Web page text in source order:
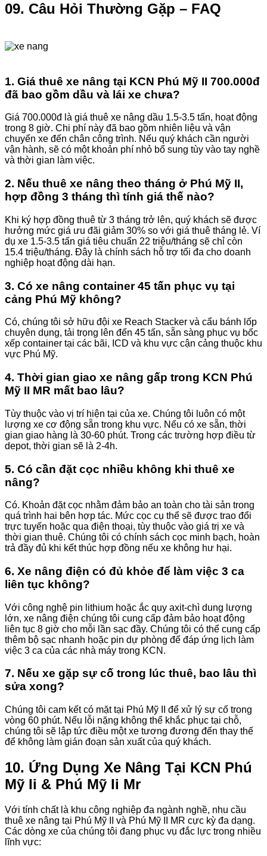
09. Câu Hỏi Thường Gặp – FAQ
1. Giá thuê xe nâng tại KCN Phú Mỹ II 700.000đ
đã bao gồm dầu và lái xe chưa?
Giá 700.000đ là giá thuê xe nâng dầu 1.5-3.5 tấn, hoạt động
trong 8 giờ. Chi phí này đã bao gồm nhiên liệu và vận
chuyển xe đến chân công trình. Nếu quý khách cần người
vận hành, sẽ có một khoản phí nhỏ bổ sung tùy vào tay nghề
và thời gian làm việc.
2. Nếu thuê xe nâng theo tháng ở Phú Mỹ II,
hợp đồng 3 tháng thì tính giá thế nào?
Khi ký hợp đồng thuê từ 3 tháng trở lên, quý khách sẽ được
hưởng mức giá ưu đãi giảm 30% so với giá thuê tháng lẻ. Ví
dụ xe 1.5-3.5 tấn giá tiêu chuẩn 22 triệu/tháng sẽ chỉ còn
15.4 triệu/tháng. Đây là chính sách hỗ trợ tối đa cho doanh
nghiệp hoạt động dài hạn.
3. Có xe nâng container 45 tấn phục vụ tại
cảng Phú Mỹ không?
Có, chúng tôi sở hữu đội xe Reach Stacker và cẩu bánh lốp
chuyên dụng, tải trọng lên đến 45 tấn, sẵn sàng phục vụ bốc
xếp container tại các bãi, ICD và khu vực cận cảng thuộc khu
vực Phú Mỹ.
4. Thời gian giao xe nâng gấp trong KCN Phú
Mỹ II MR mất bao lâu?
Tùy thuộc vào vị trí hiện tại của xe. Chúng tôi luôn có một
lượng xe cơ động sẵn trong khu vực. Nếu có xe sẵn, thời
gian giao hàng là 30-60 phút. Trong các trường hợp điều từ
depot, thời gian sẽ là 2-4h.
5. Có cần đặt cọc nhiều không khi thuê xe
nâng?
Có. Khoản đặt cọc nhằm đảm bảo an toàn cho tài sản trong
quá trình hai bên hợp tác. Mức cọc cụ thể sẽ được trao đổi
trực tuyến hoặc qua điện thoại, tùy thuộc vào giá trị xe và
thời gian thuê. Chúng tôi có chính sách cọc minh bạch, hoàn
trả đầy đủ khi kết thúc hợp đồng nếu xe không hư hại.
6. Xe nâng điện có đủ khỏe để làm việc 3 ca
liên tục không?
Với công nghệ pin lithium hoặc ắc quy axit-chì dung lượng
lớn, xe nâng điện chúng tôi cung cấp đảm bảo hoạt động
liên tục 8 giờ cho mỗi lần sạc đầy. Chúng tôi có thể cung cấp
thêm bộ sạc nhanh hoặc pin dự phòng để đáp ứng lịch làm
việc 3 ca của các nhà máy trong KCN.
7. Nếu xe gặp sự cố trong lúc thuê, bao lâu thì
sửa xong?
Chúng tôi cam kết có mặt tại Phú Mỹ II để xử lý sự cố trong
vòng 60 phút. Nếu lỗi nặng không thể khắc phục tại chỗ,
chúng tôi sẽ lập tức điều một xe tương đương đến thay thế
để không làm gián đoạn sản xuất của quý khách.
10. Ứng Dụng Xe Nâng Tại KCN Phú
Mỹ Ii & Phú Mỹ Ii Mr
Với tính chất là khu công nghiệp đa ngành nghề, nhu cầu
thuê xe nâng tại Phú Mỹ II và Phú Mỹ II MR cực kỳ đa dạng.
Các dòng xe của chúng tôi đang phục vụ đắc lực trong nhiều
lĩnh vực: